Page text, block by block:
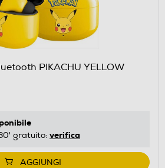
PIKACHU YELLOW
gratuito: verifica
AGGIUNGI